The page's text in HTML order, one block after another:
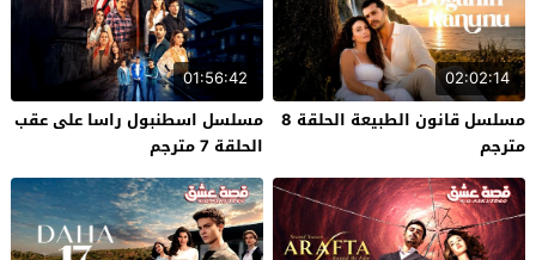
02:02:14
مسلسل قانون الطبيعة الحلقة 8
مترجم
01:56:42
مسلسل اسطنبول راسا على عقب
الحلقة 7 مترجم